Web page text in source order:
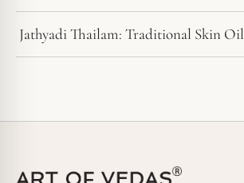
Jathyadi Thailam: Traditional Skin Oil